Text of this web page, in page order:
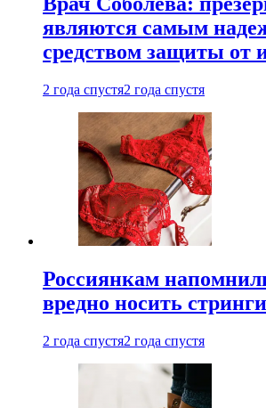
являются самым
средством защиты от
2 года спустя2 года спустя
Россиянкам
вредно носить стринги
2 года спустя2 года спустя